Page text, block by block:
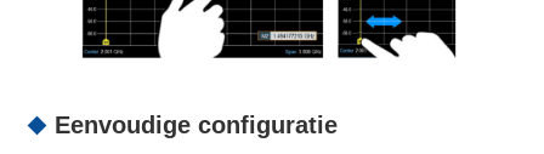
Eenvoudige configuratie